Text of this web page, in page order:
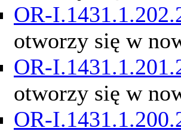
OR-
otworzy się w
OR-
otworzy się w
OR-